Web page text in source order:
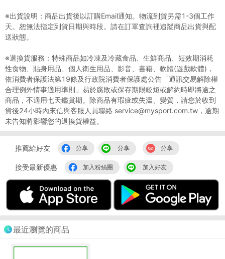
※出貨說明：商品出貨後以訂購Email通知。物流到貨另需1-3個工作
天。恕無法指定到貨日期與時段。請在訂單查詢裡追蹤商品出貨與配
送狀態。
※退換貨服務：特殊商品如冷凍及冷藏食品、生鮮商品、短效期消耗
性食物、貼身用品、個人衛生用品、影音、書籍、軟體(遊戲軟體)，
依消費者保護法第19條及行政院消費者保護處公告「通訊交易解除權
合理例外情事適用準則」易於腐敗或保存期限較短或解約時即將逾之
商品，不適用七天鑑賞期。除商品有瑕疵或失溫、變質，請您於收到
貨後24小時內來信與客服人員聯絡 service@mysport.com.tw，逾期
未告知將影響您的退換貨權益。
推薦給好友 分享 分享 分享
接受最新優惠 加入粉絲團 加入好友
最近瀏覽的商品